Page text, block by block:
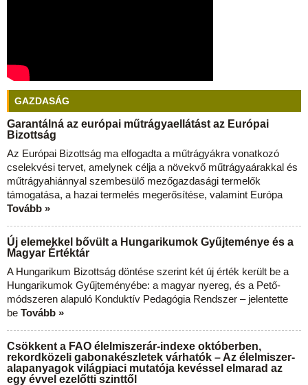
GAZDASÁG
Garantálná az európai műtrágyaellátást az Európai
Bizottság
Az Európai Bizottság ma elfogadta a műtrágyákra vonatkozó
cselekvési tervet, amelynek célja a növekvő műtrágyaárakkal és
műtrágyahiánnyal szembesülő mezőgazdasági termelők
támogatása, a hazai termelés megerősítése, valamint Európa
Tovább »
Új elemekkel bővült a Hungarikumok Gyűjteménye és a
Magyar Értéktár
A Hungarikum Bizottság döntése szerint két új érték került be a
Hungarikumok Gyűjteményébe: a magyar nyereg, és a Pető-
módszeren alapuló Konduktív Pedagógia Rendszer – jelentette
be Tovább »
Csökkent a FAO élelmiszerár-indexe októberben,
rekordközeli gabonakészletek várhatók – Az élelmiszer-
alapanyagok világpiaci mutatója kevéssel elmarad az
egy évvel ezelőtti szinttől